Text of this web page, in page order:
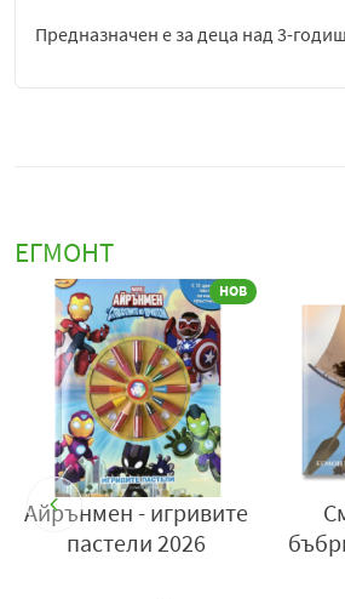
Предназначен е за деца над 3-
ЕГМОНТ
НОВ
Айрънмен - игривите
пастели 2026